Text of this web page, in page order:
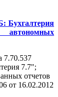
Бухгалтерия
7.70.537
7.7";
отчетов
от 16.02.2012